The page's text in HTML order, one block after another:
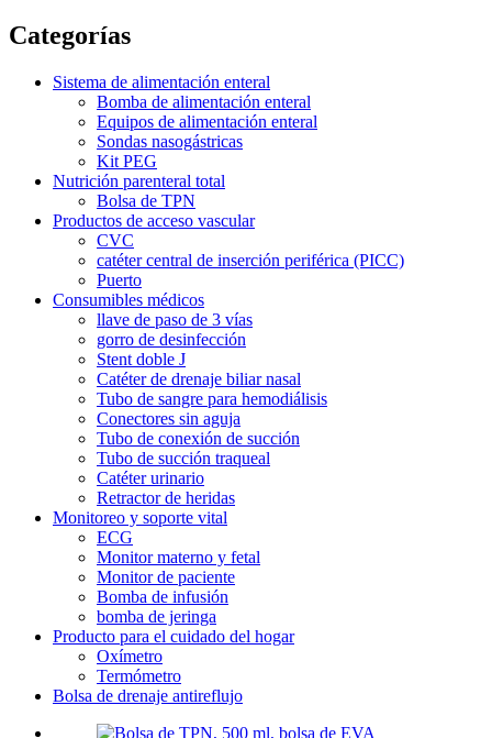
Categorías
Sistema de alimentación enteral
Bomba de alimentación enteral
Equipos de alimentación enteral
Sondas nasogástricas
Kit PEG
Nutrición parenteral total
Bolsa de TPN
Productos de acceso vascular
CVC
catéter central de inserción periférica (PICC)
Puerto
Consumibles médicos
llave de paso de 3 vías
gorro de desinfección
Stent doble J
Catéter de drenaje biliar nasal
Tubo de sangre para hemodiálisis
Conectores sin aguja
Tubo de conexión de succión
Tubo de succión traqueal
Catéter urinario
Retractor de heridas
Monitoreo y soporte vital
ECG
Monitor materno y fetal
Monitor de paciente
Bomba de infusión
bomba de jeringa
Producto para el cuidado del hogar
Oxímetro
Termómetro
Bolsa de drenaje antireflujo